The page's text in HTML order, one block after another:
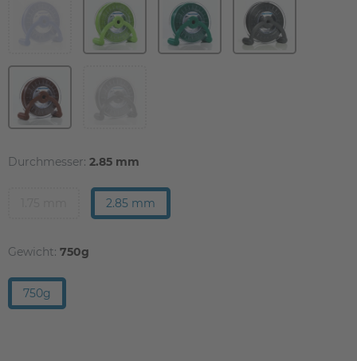
Durchmesser: 2.85 mm
2.85 mm
Gewicht: 750g
750g